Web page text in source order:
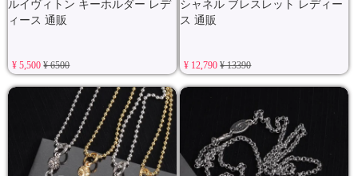
ルイヴィトン キーホルダー レデ
ィース 通販
¥ 5,500¥ 6500
シャネル ブレスレット レディー
ス 通販
¥ 12,790¥ 13390